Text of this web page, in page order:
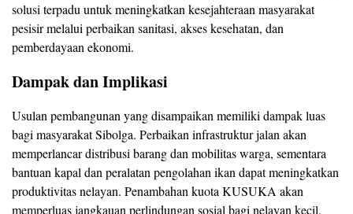
solusi terpadu untuk meningkatkan kesejahteraan masyarakat
pesisir melalui perbaikan sanitasi, akses kesehatan, dan
pemberdayaan ekonomi.
Dampak dan Implikasi
Usulan pembangunan yang disampaikan memiliki dampak luas
bagi masyarakat Sibolga. Perbaikan infrastruktur jalan akan
memperlancar distribusi barang dan mobilitas warga, sementara
bantuan kapal dan peralatan pengolahan ikan dapat meningkatkan
produktivitas nelayan. Penambahan kuota KUSUKA akan
memperluas jangkauan perlindungan sosial bagi nelayan kecil.